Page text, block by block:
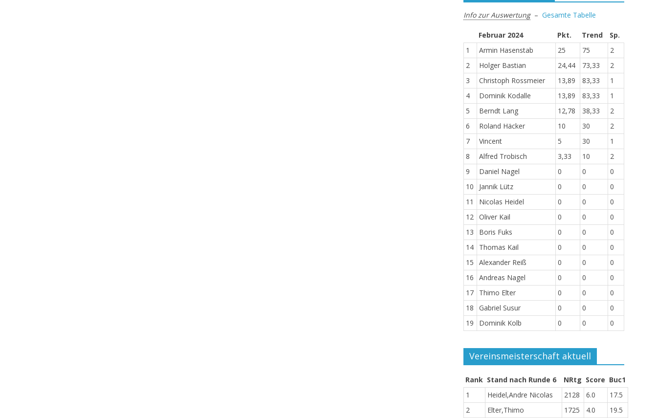
Info zur Auswertung– Gesamte Tabelle
Februar 2024 Pkt. Trend
Sp.
1
Armin Hasenstab 25 75
2
2
Holger Bastian 24,44 73,33
2
3
Christoph Rossmeier 13,89 83,33
1
4
Dominik Kodalle 13,89 83,33
1
5
Berndt Lang 12,78 38,33
2
6
Roland Häcker 10 30
2
7
Vincent 5 30
1
8
Alfred Trobisch 3,33 10
2
9
Daniel Nagel 0 0
0
10
Jannik Lütz 0 0
0
11
Nicolas Heidel 0 0
0
12 Oliver Kail 0 0
0
13
Boris Fuks 0 0
0
14
Thomas Kail 0 0
0
15
Alexander Reiß 0 0
0
16
Andreas Nagel 0 0
0
17
Thimo Elter 0 0
0
18
Gabriel Susur 0 0
0
19
Dominik Kolb 0 0 0
Vereinsmeisterschaft aktuell
Rank Stand nach Runde 6 NRtg Score Buc1
1
Heidel,Andre Nicolas 2128 6.0
17.5
2
Elter,Thimo 1725 4.0
19.5